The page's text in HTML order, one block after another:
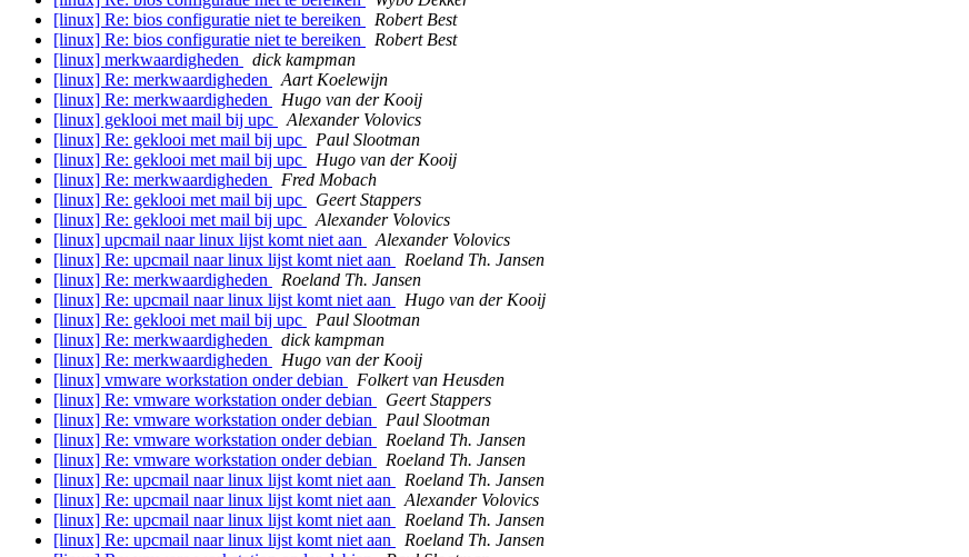
[linux] Re: bios configuratie niet te bereiken
Robert Best
[linux] Re: bios configuratie niet te bereiken
Robert Best
[linux] merkwaardigheden
dick kampman
[linux] Re: merkwaardigheden
Aart Koelewijn
[linux] Re: merkwaardigheden
Hugo van der Kooij
[linux] geklooi met mail bij upc
Alexander Volovics
[linux] Re: geklooi met mail bij upc
Paul Slootman
[linux] Re: geklooi met mail bij upc
Hugo van der Kooij
[linux] Re: merkwaardigheden
Fred Mobach
[linux] Re: geklooi met mail bij upc
Geert Stappers
[linux] Re: geklooi met mail bij upc
Alexander Volovics
[linux] upcmail naar linux lijst komt niet aan
Alexander Volovics
[linux] Re: upcmail naar linux lijst komt niet aan
Roeland Th. Jansen
[linux] Re: merkwaardigheden
Roeland Th. Jansen
[linux] Re: upcmail naar linux lijst komt niet aan
Hugo van der Kooij
[linux] Re: geklooi met mail bij upc
Paul Slootman
[linux] Re: merkwaardigheden
dick kampman
[linux] Re: merkwaardigheden
Hugo van der Kooij
[linux] vmware workstation onder debian
Folkert van Heusden
[linux] Re: vmware workstation onder debian
Geert Stappers
[linux] Re: vmware workstation onder debian
Paul Slootman
[linux] Re: vmware workstation onder debian
Roeland Th. Jansen
[linux] Re: vmware workstation onder debian
Roeland Th. Jansen
[linux] Re: upcmail naar linux lijst komt niet aan
Roeland Th. Jansen
[linux] Re: upcmail naar linux lijst komt niet aan
Alexander Volovics
[linux] Re: upcmail naar linux lijst komt niet aan
Roeland Th. Jansen
[linux] Re: upcmail naar linux lijst komt niet aan
Roeland Th. Jansen